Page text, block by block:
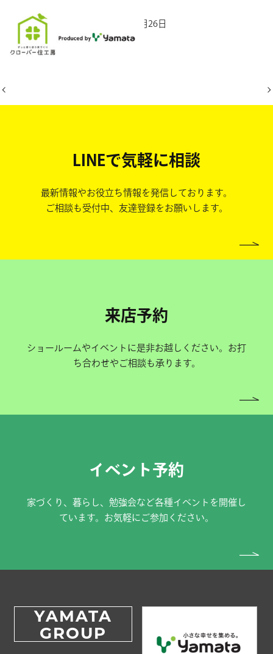
2025年10月26日
LINEで気軽に相談
最新情報やお役立ち情報を発信しております。
ご相談も受付中、友達登録をお願いします。
来店予約
ショールームやイベントに是非お越しください。お打
ち合わせやご相談も承ります。
イベント予約
家づくり、暮らし、勉強会など各種イベントを開催し
ています。お気軽にご参加ください。
YAMATA
GROUP